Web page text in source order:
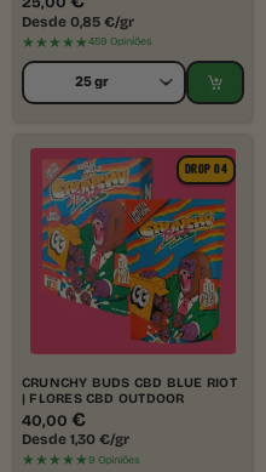
Desde0,85€/gr
★★★★★459 Opiniões
DROP 04
CRUNCHY BUDS CBD BLUE RIOT
| FLORES CBD OUTDOOR
40,00 €
Desde1,30€/gr
★★★★★9 Opiniões